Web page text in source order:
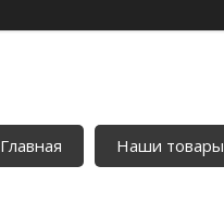
Главная Наши товары